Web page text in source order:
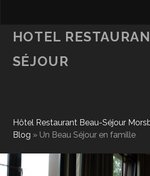
HOTEL
SÉJOUR
Hôtel Restaurant Beau-Séjour
Blog » Un Beau Séjour en famille